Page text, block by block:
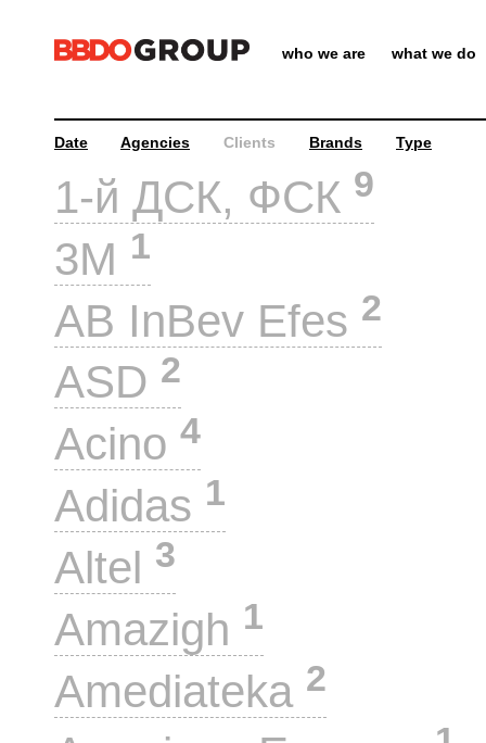
who we are what we do
Date Agencies Clients Brands Type
1-й ДСК, ФСК 9
3M 1
AB InBev Efes 2
ASD 2
Acino 4
Adidas 1
Altel 3
Amazigh 1
Amediateka 2